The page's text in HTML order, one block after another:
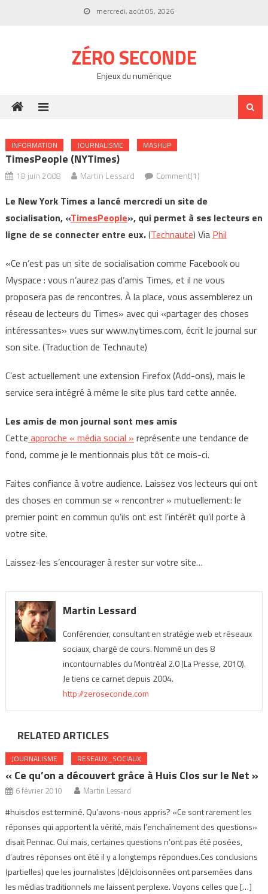
mercredi, août 05, 2026
ZÉRO SECONDE
Enjeux du numérique
INFORMATION JOURNALISME MASHUP
TimesPeople (NYTimes)
18 juin 2008 Martin Lessard Comment(1)
Le New York Times a lancé mercredi un site de
socialisation, «TimesPeople», qui permet à ses lecteurs en
ligne de se connecter entre eux.(Technaute) Via Phil
«Ce n’est pas un site de socialisation comme Facebook ou
Myspace : vous n’aurez pas d’amis Times, et il ne vous
proposera pas de rencontres. À la place, vous assemblerez un
réseau de lecteurs du Times» avec qui «partager des choses
intéressantes» vues sur www.nytimes.com, écrit le journal sur
son site. (Traduction de Technaute)
C’est actuellement une extension Firefox (Add-ons), mais le
service sera intégré à même le site plus tard cette année.
Les amis de mon journal sont mes amis
Cette approche « média social » représente une tendance de
fond, comme je le mentionnais plus tôt ce mois-ci.
Faites confiance à votre audience. Laissez vos lecteurs qui ont
des choses en commun se « rencontrer » mutuellement: le
premier point en commun qu’ils ont est l’intérêt qu’il porte à
votre site.
Laissez-les s’encourager à rester sur votre site…
Martin Lessard
Conférencier, consultant en stratégie web et réseaux
sociaux, chargé de cours. Nommé un des 8
incontournables du Montréal 2.0 (La Presse, 2010).
Je tiens ce carnet depuis 2004.
http://zeroseconde.com
RELATED ARTICLES
JOURNALISME RESEAUX_SOCIAUX
« Ce qu’on a découvert grâce à Huis Clos sur le Net »
6 février 2010 Martin Lessard
#huisclos est terminé. Qu’avons-nous appris? «Ce sont rarement les
réponses qui apportent la vérité, mais l’enchaînement des questions»
disait Pennac. Oui mais, certaines questions n’ont pas été posées,
d’autres réponses ont été il y a longtemps répondues.Ces conclusions
(partielles) que les journalistes (dé)cloisonnées ont parsemées dans
les médias traditionnels me laissent perplexe. Voyons celles que […]